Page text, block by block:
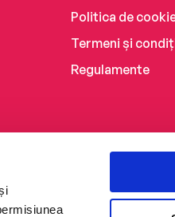
Politica de
Termeni și
Regulamente